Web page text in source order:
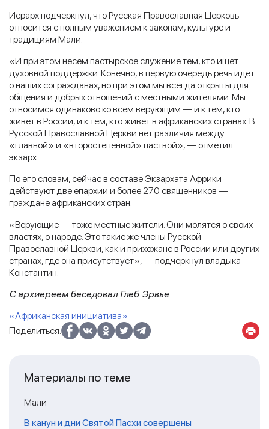
Иерарх подчеркнул, что Русская Православная Церковь
относится с полным уважением к законам, культуре и
традициям Мали.
«И при этом несем пастырское служение тем, кто ищет
духовной поддержки. Конечно, в первую очередь речь идет
о наших согражданах, но при этом мы всегда открыты для
общения и добрых отношений с местными жителями. Мы
относимся одинаково ко всем верующим — и к тем, кто
живет в России, и к тем, кто живет в африканских странах. В
Русской Православной Церкви нет различия между
«главной» и «второстепенной» паствой», — отметил
экзарх.
По его словам, сейчас в составе Экзархата Африки
действуют две епархии и более 270 священников —
граждане африканских стран.
«Верующие — тоже местные жители. Они молятся о своих
властях, о народе. Это такие же члены Русской
Православной Церкви, как и прихожане в России или других
странах, где она присутствует», — подчеркнул владыка
Константин.
С архиереем беседовал Глеб Эрвье
«Африканская инициатива»
Поделиться:
Материалы по теме
Мали
В канун и дни Святой Пасхи совершены